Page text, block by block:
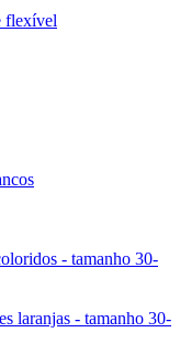
flexível
- tamanho 30-
laranjas - tamanho 30-